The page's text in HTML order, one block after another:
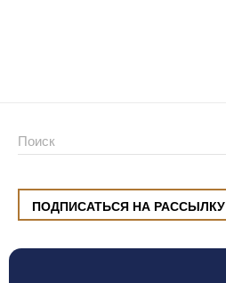
ПОДПИСАТЬСЯ НА РАССЫЛКУ
ул. Малышева, 8, Екатеринбург